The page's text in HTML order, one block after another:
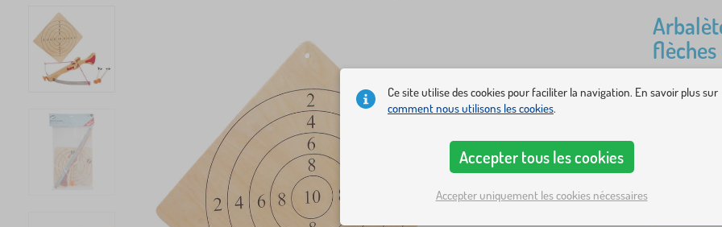
Avec
Le
sport en
Ce site utilise des cookies pour faciliter la navigation. En savoir plus sur
comment nous utilisons les cookies.
Accepter tous les cookies
Accepter uniquement les cookies nécessaires